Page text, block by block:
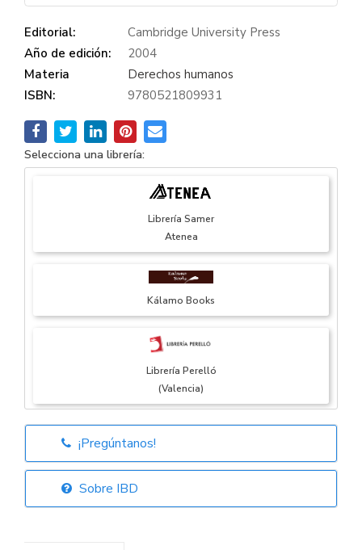
Editorial:
Cambridge University Press
Año de edición:
2004
Materia
Derechos humanos
ISBN:
9780521809931
Selecciona una librería:
Librería Samer
Atenea
Kálamo Books
Librería Perelló
(Valencia)
Librería Elías
¡Pregúntanos!
Sobre IBD